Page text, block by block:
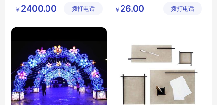
气模型科
￥ 2400.00 拨打电话
技有限公
￥ 26.00 拨打电话